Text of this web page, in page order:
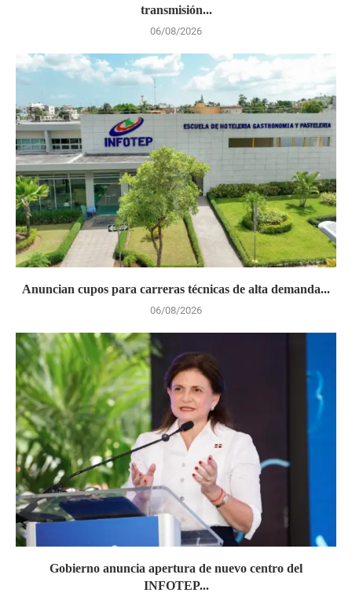
transmisión...
06/08/2026
Anuncian cupos para carreras técnicas de alta demanda...
06/08/2026
Gobierno anuncia apertura de nuevo centro del
INFOTEP...